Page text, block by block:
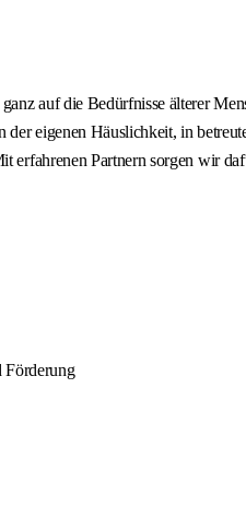
auf die Bedürfnisse älterer
eigenen Häuslichkeit, in
Partnern sorgen wir
Förderung